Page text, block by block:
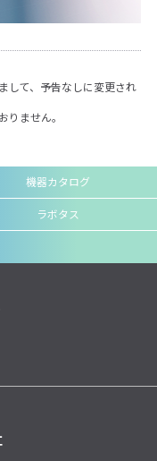
して、予告なしに変更され
りません。
機器カタログ
ラボタス